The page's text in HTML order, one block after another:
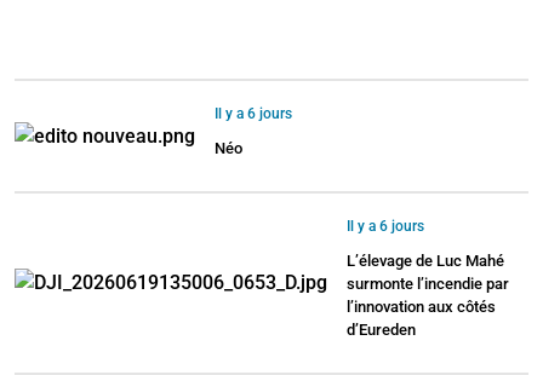
Il y a 6 jours
Néo
Il y a 6 jours
L’élevage de Luc Mahé
surmonte l’incendie par
l’innovation aux côtés
d’Eureden